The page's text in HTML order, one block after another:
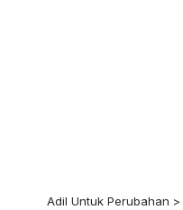
Adil Untuk Perubahan >